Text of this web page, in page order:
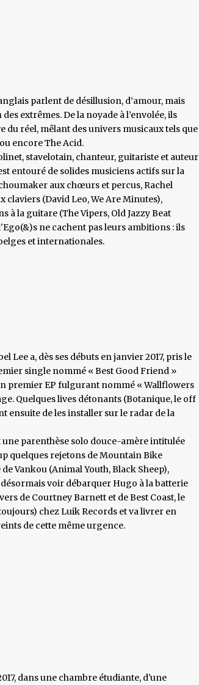
parlent de désillusion, d’amour, mais
extrêmes. De la noyade à l’envolée, ils
réel, mêlant des univers musicaux tels que
encore The Acid.
stavelotain, chanteur, guitariste et auteur
entouré de solides musiciens actifs sur la
aux chœurs et percus, Rachel
claviers (David Leo, We Are Minutes),
à la guitare (The Vipers, Old Jazzy Beat
ne cachent pas leurs ambitions : ils
et internationales.
a, dès ses débuts en janvier 2017, pris le
single nommé « Best Good Friend »
premier EP fulgurant nommé « Wallflowers
Quelques lives détonants (Botanique, le off
ensuite de les installer sur le radar de la
parenthèse solo douce-amère intitulée
quelques rejetons de Mountain Bike
Vankou (Animal Youth, Black Sheep),
voir débarquer Hugo à la batterie
de Courtney Barnett et de Best Coast, le
chez Luik Records et va livrer en
de cette même urgence.
dans une chambre étudiante, d'une